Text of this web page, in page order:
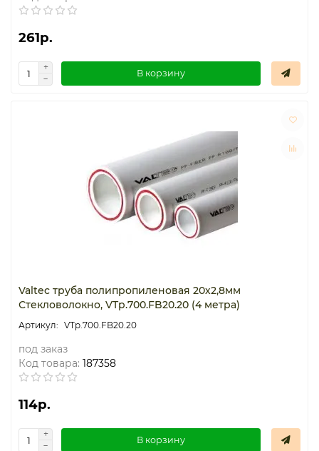
261р.
В корзину
Valtec труба полипропиленовая 20х2,8мм
Стекловолокно, VTp.700.FB20.20 (4 метра)
VTp.700.FB20.20
под заказ
Код товара: 187358
114р.
В корзину